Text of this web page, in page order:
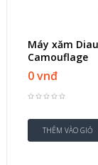
Máy xăm
Camouflage
0 vnđ